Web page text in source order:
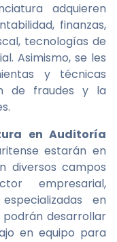
adquieren
finanzas,
tecnologías de
Asimismo, se les
y técnicas
de fraudes y la
en Auditoría
estarán en
diversos campos
empresarial,
en
desarrollar
en equipo para